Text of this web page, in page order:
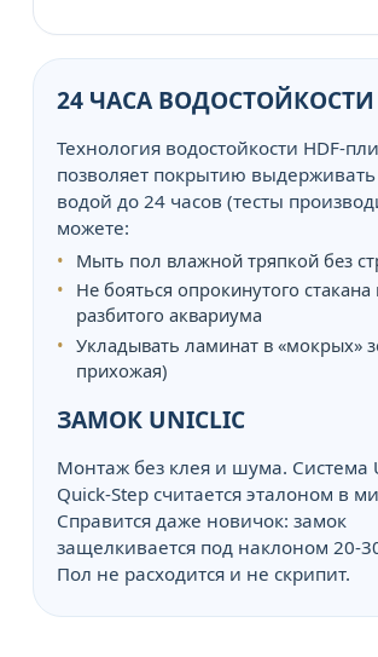
24 ЧАСА ВОДОСТОЙКОСТИ
Технология водостойкости HDF-
позволяет покрытию выдерживать
водой до 24 часов (тесты
можете:
Мыть пол влажной тряпкой без
Не бояться опрокинутого стакана
разбитого аквариума
Укладывать ламинат в «мокрых»
прихожая)
ЗАМОК UNICLIC
Монтаж без клея и шума. Система
Quick-Step считается эталоном в
Справится даже новичок: замок
защелкивается под наклоном 20-
Пол не расходится и не скрипит.